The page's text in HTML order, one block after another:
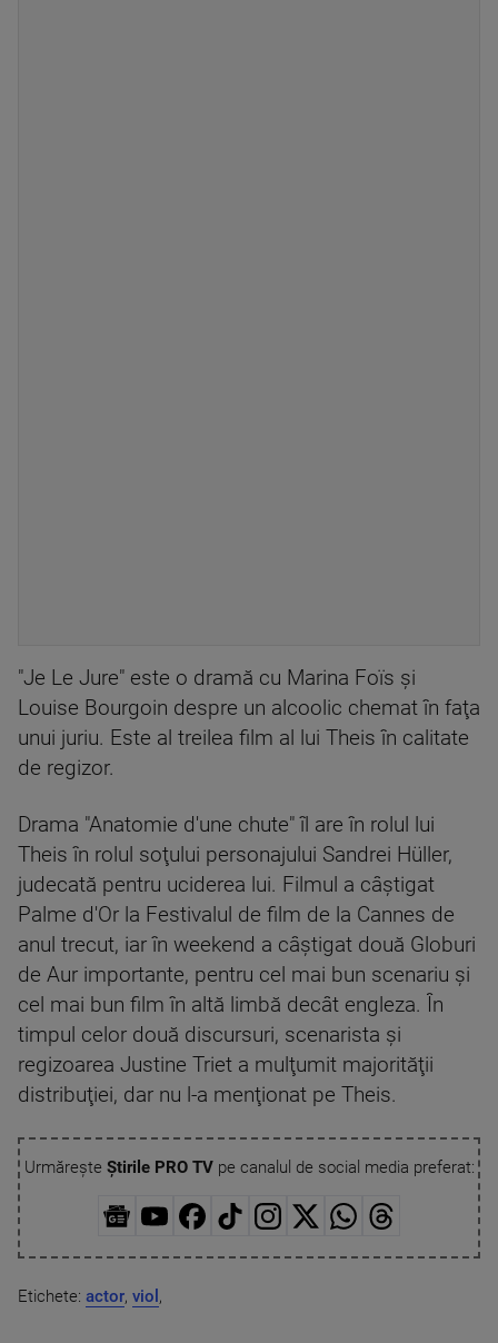
"Je Le Jure" este o dramă cu Marina Foïs şi
Louise Bourgoin despre un alcoolic chemat în faţa
unui juriu. Este al treilea film al lui Theis în calitate
de regizor.
Drama "Anatomie d'une chute" îl are în rolul lui
Theis în rolul soţului personajului Sandrei Hüller,
judecată pentru uciderea lui. Filmul a câştigat
Palme d'Or la Festivalul de film de la Cannes de
anul trecut, iar în weekend a câştigat două Globuri
de Aur importante, pentru cel mai bun scenariu şi
cel mai bun film în altă limbă decât engleza. În
timpul celor două discursuri, scenarista şi
regizoarea Justine Triet a mulţumit majorităţii
distribuţiei, dar nu l-a menţionat pe Theis.
Urmărește Știrile PRO TVpe canalul de social media preferat:
Etichete: actor, viol ,